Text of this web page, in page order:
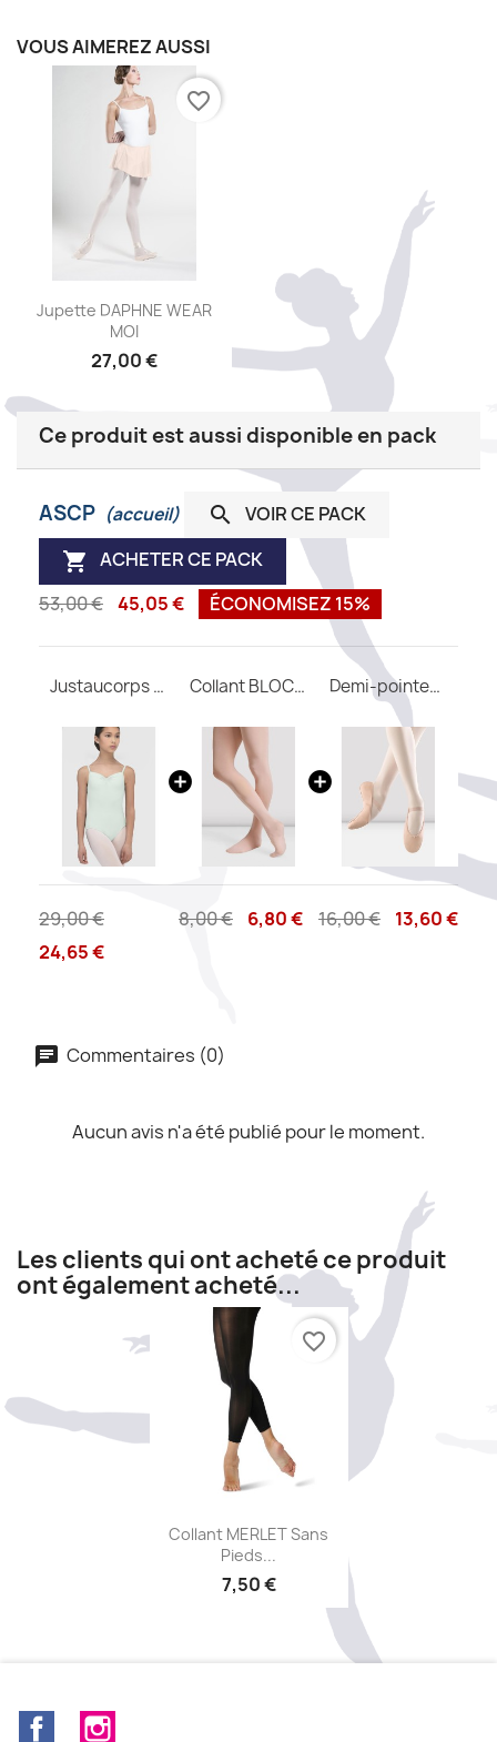
VOUS AIMEREZ AUSSI
Aperçu rapide
Jupette DAPHNE WEAR
MOI
27,00 €
favorite_border
Ce produit est aussi disponible en pack
ASCP (accueil)  VOIR CE PACK
 ACHETER CE PACK
53,00 € 45,05 € ÉCONOMISEZ 15%
Justaucorps Abbie child WEAR MOI
29,00 €
24,65 €
Collant BLOCH avec pieds T0981
8,00 € 6,80 €
Demi-pointes BLOCH Arise enfant
16,00 € 13,60 €
Commentaires (0)
Aucun avis n'a été publié pour le moment.
Les clients qui ont acheté ce produit
ont également acheté...
Aperçu rapide
Collant MERLET Sans
Pieds...
7,50 €
favorite_border
Facebook